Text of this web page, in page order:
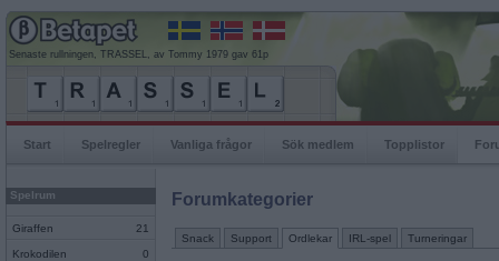
Senaste rullningen, TRASSEL, av Tommy 1979 gav 61p
Start Spelregler Vanliga frågor Sök medlem Topplistor
Spelrum
Giraffen 21
Krokodilen 0
Forumkategorier
Snack Support Ordlekar IRL-spel Turneringar